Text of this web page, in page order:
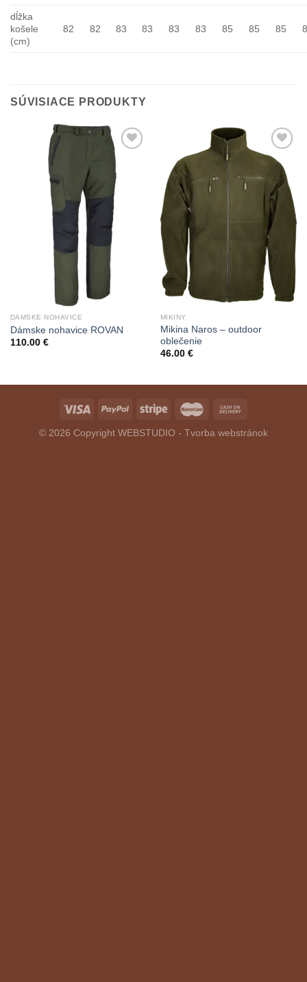
dĺžka
košele
(cm)
82 82 83 83 83 83 85 85 85
SÚVISIACE PRODUKTY
Add to
DÁMSKE NOHAVICE
Dámske nohavice ROVAN
110.00 €
Add to
Wishlist
MIKINY
Mikina Naros – outdoor
oblečenie
46.00 €
© 2026 Copyright WEBSTUDIO - Tvorba webstránok